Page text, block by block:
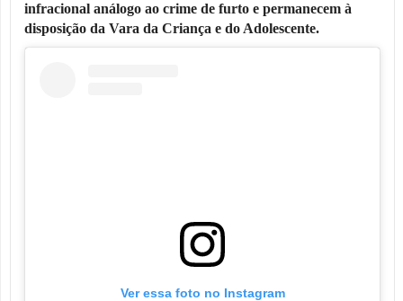
infracional análogo ao crime de furto e permanecem à
disposição da Vara da Criança e do Adolescente.
Ver essa foto no Instagram